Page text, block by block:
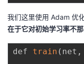
我们这里使用 Adam 优
在于它对初始学习率不那
def train ( net ,